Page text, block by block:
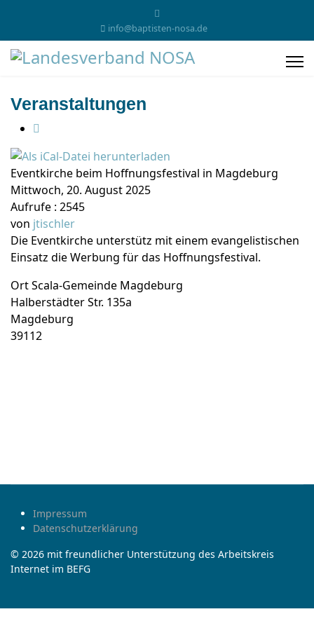
info@baptisten-nosa.de
Veranstaltungen
Eventkirche beim Hoffnungsfestival in Magdeburg
Mittwoch, 20. August 2025
Aufrufe : 2545
von jtischler
Die Eventkirche unterstütz mit einem evangelistischen
Einsatz die Werbung für das Hoffnungsfestival.
OrtScala-Gemeinde Magdeburg
Halberstädter Str. 135a
Magdeburg
39112
Impressum
Datenschutzerklärung
© 2026 mit freundlicher Unterstützung des Arbeitskreis
Internet im BEFG